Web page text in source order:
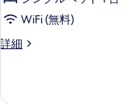
の
写
詳
細
ム
(1
名
利
WiFi (無料)
詳細
ダ
ー